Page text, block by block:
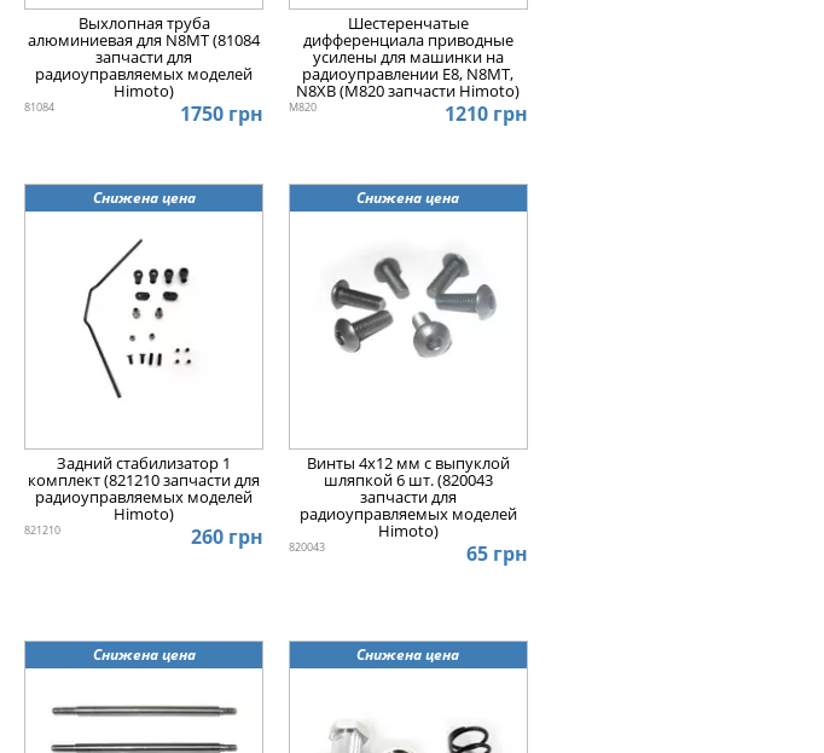
Выхлопная труба
алюминиевая для N8MT (81084
запчасти для
радиоуправляемых моделей
Himoto)
81084 1750 грн
Шестеренчатые
дифференциала приводные
усилены для машинки на
радиоуправлении E8, N8MT,
N8XB (M820 запчасти Himoto)
M820 1210 грн
Снижена цена
Задний стабилизатор 1
комплект (821210 запчасти для
радиоуправляемых моделей
Himoto)
821210 260 грн
Снижена цена
Винты 4х12 мм с выпуклой
шляпкой 6 шт. (820043
запчасти для
радиоуправляемых моделей
Himoto)
820043 65 грн
Снижена цена Снижена цена